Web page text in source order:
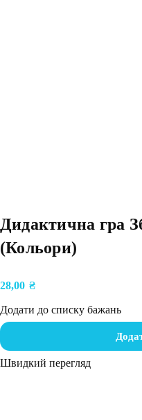
Дидактична гра
(Кольори)
28,00 ₴
Додати до списку бажань
Швидкий перегляд